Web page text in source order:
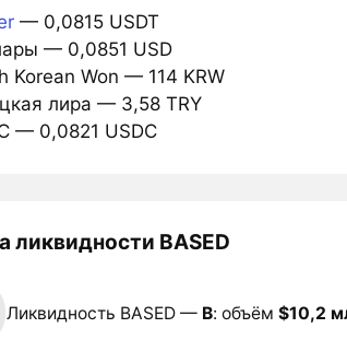
— 0,0815 USDT
— 0,0851 USD
Korean Won — 114 KRW
лира — 3,58 TRY
— 0,0821 USDC
ликвидности BASED
Ликвидность BASED — B: объём $10,2